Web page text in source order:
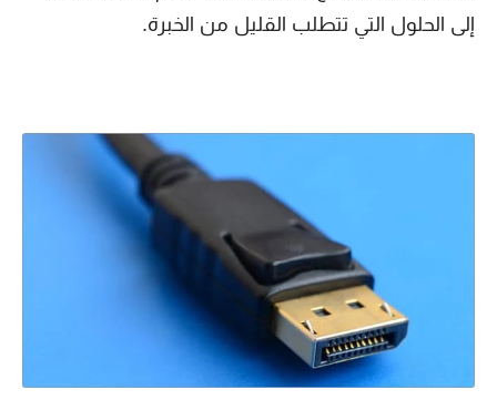
إلى الحلول التي تتطلب القليل من الخبرة.